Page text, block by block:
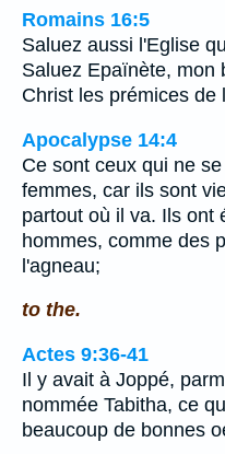
Romains 16:5
Saluez aussi l'Eglise
Saluez Epaïnète, mon
Christ les prémices de
Apocalypse 14:4
Ce sont ceux qui ne
femmes, car ils sont
partout où il va. Ils ont
hommes, comme des
l'agneau;
to the.
Actes 9:36-41
Il y avait à Joppé,
nommée Tabitha, ce
beaucoup de bonnes